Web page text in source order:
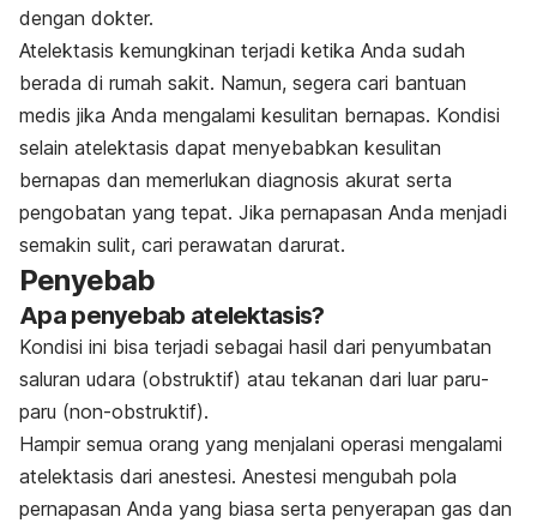
dengan dokter.
Atelektasis kemungkinan terjadi ketika Anda sudah
berada di rumah sakit. Namun, segera cari bantuan
medis jika Anda mengalami kesulitan bernapas. Kondisi
selain atelektasis dapat menyebabkan kesulitan
bernapas dan memerlukan diagnosis akurat serta
pengobatan yang tepat. Jika pernapasan Anda menjadi
semakin sulit, cari perawatan darurat.
Penyebab
Apa penyebab atelektasis?
Kondisi ini bisa terjadi sebagai hasil dari penyumbatan
saluran udara (obstruktif) atau tekanan dari luar paru-
paru (non-obstruktif).
Hampir semua orang yang menjalani operasi mengalami
atelektasis dari anestesi. Anestesi mengubah pola
pernapasan Anda yang biasa serta penyerapan gas dan